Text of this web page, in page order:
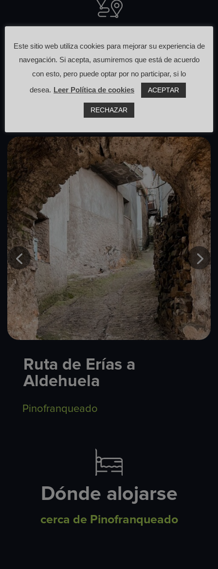
que pasan cerca de aquí
Ruta de Erías a
Aldehuela
Pinofranqueado
Dónde alojarse
cerca de Pinofranqueado
Este sitio web utiliza cookies para mejorar su experiencia de
navegación. Si acepta, asumiremos que está de acuerdo
con esto, pero puede optar por no participar, si lo
desea. Leer Política de cookies ACEPTAR
RECHAZAR